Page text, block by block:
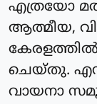
എത്രയോ
ആത്മീയ,
ചെയ്‌തു.
വായനാ